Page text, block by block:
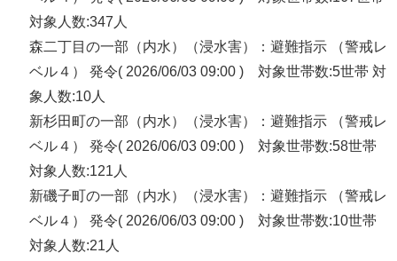
対象人数:347人
森二丁目の一部（内水）（浸水害）：避難指示 （警戒レ
ベル４） 発令( 2026/06/03 09:00 ) 対象世帯数:5世帯 対
象人数:10人
新杉田町の一部（内水）（浸水害）：避難指示 （警戒レ
ベル４） 発令( 2026/06/03 09:00 ) 対象世帯数:58世帯
対象人数:121人
新磯子町の一部（内水）（浸水害）：避難指示 （警戒レ
ベル４） 発令( 2026/06/03 09:00 ) 対象世帯数:10世帯
対象人数:21人